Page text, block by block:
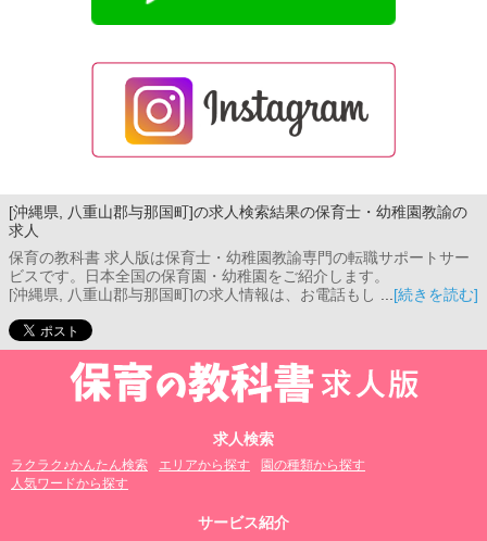
[沖縄県, 八重山郡与那国町]の求人検索結果の保育士・幼稚園教諭の
求人
保育の教科書 求人版は保育士・幼稚園教諭専門の転職サポートサー
ビスです。日本全国の保育園・幼稚園をご紹介します。
[沖縄県, 八重山郡与那国町]の求人情報は、お電話もしくはメール相
件をお伺いし、あなたのご希望に合った保育園をご紹介します。
[続きを読む]
求人検索
ラクラク♪かんたん検索 エリアから探す
園の種類から探す
人気ワードから探す
サービス紹介